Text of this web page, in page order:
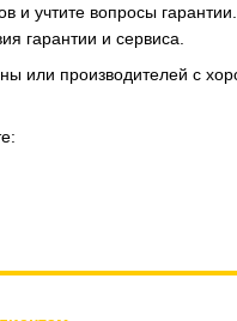
и учтите вопросы
гарантии и сервиса.
или производителей с